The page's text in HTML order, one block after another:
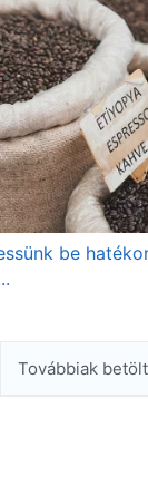
be
Továbbiak